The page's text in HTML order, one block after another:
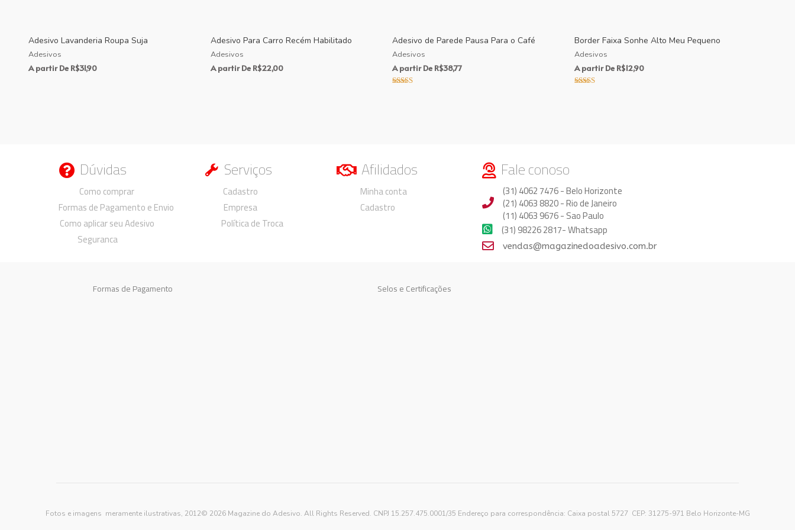
Adesivo Lavanderia Roupa Suja
Adesivos
A partir De R$31,90
Adesivo Para Carro Recém Habilitado
Adesivos
A partir De R$22,00
Adesivo de Parede Pausa Para o Café
Adesivos
A partir De R$38,77
Border Faixa Sonhe Alto Meu Pequeno
Adesivos
A partir De R$12,90
Duvidas
Dúvidas
Como comprar
Formas de Pagamento e Envio
Como aplicar seu Adesivo
Seguranca
Duvidas
Serviços
Cadastro
Empresa
Política de Troca
Duvidas
Afilidados
Minha conta
Cadastro
Duvidas
Fale conoso
(31) 4062 7476 - Belo Horizonte
(21) 4063 8820 - Rio de Janeiro
(11) 4063 9676 - Sao Paulo
(31) 98226 2817- Whatsapp
vendas@magazinedoadesivo.com.br
Formas de Pagamento Selos e Certificações
Fotos e imagens meramente ilustrativas, 2012© 2026 Magazine do Adesivo. All Rights Reserved. CNPJ 15.257.475.0001/35 Endereço para correspondência: Caixa postal 5727 CEP: 31275-971 Belo Horizonte-MG